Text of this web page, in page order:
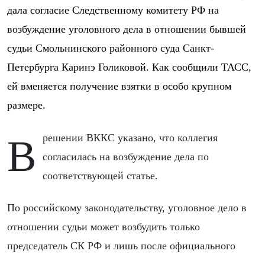
дала согласие Следственному комитету РФ на
возбуждение уголовного дела в отношении бывшей
судьи Смольнинского районного суда Санкт-
Петербурга Каринэ Голиковой. Как сообщили ТАСС,
ей вменяется получение взятки в особо крупном
размере.
В решении ВККС указано, что коллегия
согласилась на возбуждение дела по
соответствующей статье.
По российскому законодательству, уголовное дело в
отношении судьи может возбудить только
председатель СК РФ и лишь после официального